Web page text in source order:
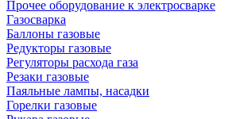
Прочее оборудование к электросварке
Газосварка
Баллоны газовые
Редукторы газовые
Регуляторы расхода газа
Резаки газовые
Паяльные лампы, насадки
Горелки газовые